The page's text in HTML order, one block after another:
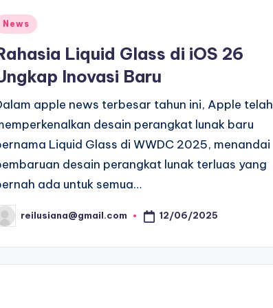
News
Liquid Glass di iOS 26
Inovasi Baru
apple news terbesar tahun ini, Apple telah
desain perangkat lunak baru
Liquid Glass di WWDC 2025, menandai
desain perangkat lunak terluas yang
ada untuk semua…
reilusiana@gmail.com 12/06/2025